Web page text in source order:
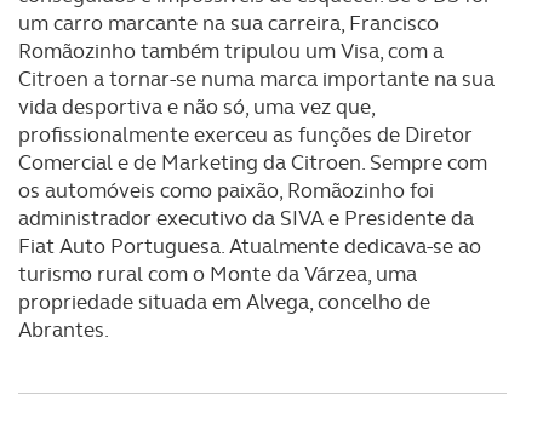
necessário no contexto dos serviços a prestar.
Realçamos que o bloqueio de certo tipo de Cookies e
tecnologias similares pode ter impacto na sua
experiência de navegação no Website e nos serviços
disponibilizados.
Consulte a política de cookies do site.
um carro marcante na sua carreira, Francisco
Romãozinho também tripulou um Visa, com a
Citroen a tornar-se numa marca importante na sua
vida desportiva e não só, uma vez que,
profissionalmente exerceu as funções de Diretor
Comercial e de Marketing da Citroen. Sempre com
os automóveis como paixão, Romãozinho foi
administrador executivo da SIVA e Presidente da
Fiat Auto Portuguesa. Atualmente dedicava-se ao
turismo rural com o Monte da Várzea, uma
propriedade situada em Alvega, concelho de
Abrantes.